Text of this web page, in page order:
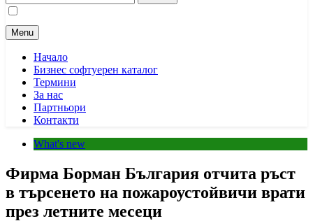
for:
Menu
Начало
Бизнес софтуерен каталог
Термини
За нас
Партньори
Контакти
What's new
Фирма Борман България отчита ръст
в търсенето на пожароустойвичи врати
през летните месеци